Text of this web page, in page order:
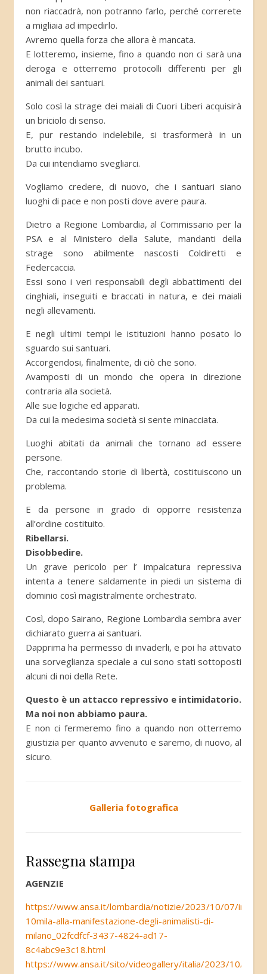
non riaccadrà, non potranno farlo, perché correrete
a migliaia ad impedirlo.
Avremo quella forza che allora è mancata.
E lotteremo, insieme, fino a quando non ci sarà una
deroga e otterremo protocolli differenti per gli
animali dei santuari.
Solo così la strage dei maiali di Cuori Liberi acquisirà
un briciolo di senso.
E, pur restando indelebile, si trasformerà in un
brutto incubo.
Da cui intendiamo svegliarci.
Vogliamo credere, di nuovo, che i santuari siano
luoghi di pace e non posti dove avere paura.
Dietro a Regione Lombardia, al Commissario per la
PSA e al Ministero della Salute, mandanti della
strage sono abilmente nascosti Coldiretti e
Federcaccia.
Essi sono i veri responsabili degli abbattimenti dei
cinghiali, inseguiti e braccati in natura, e dei maiali
negli allevamenti.
E negli ultimi tempi le istituzioni hanno posato lo
sguardo sui santuari.
Accorgendosi, finalmente, di ciò che sono.
Avamposti di un mondo che opera in direzione
contraria alla società.
Alle sue logiche ed apparati.
Da cui la medesima società si sente minacciata.
Luoghi abitati da animali che tornano ad essere
persone.
Che, raccontando storie di libertà, costituiscono un
problema.
E da persone in grado di opporre resistenza
all’ordine costituito.
Ribellarsi.
Disobbedire.
Un grave pericolo per l’ impalcatura repressiva
intenta a tenere saldamente in piedi un sistema di
dominio così magistralmente orchestrato.
Così, dopo Sairano, Regione Lombardia sembra aver
dichiarato guerra ai santuari.
Dapprima ha permesso di invaderli, e poi ha attivato
una sorveglianza speciale a cui sono stati sottoposti
alcuni di noi della Rete.
Questo è un attacco repressivo e intimidatorio.
Ma noi non abbiamo paura.
E non ci fermeremo fino a quando non otterremo
giustizia per quanto avvenuto e saremo, di nuovo, al
sicuro.
Galleria fotografica
Rassegna stampa
AGENZIE
https://www.ansa.it/lombardia/notizie/2023/10/07/in-
10mila-alla-manifestazione-degli-animalisti-di-
milano_02fcdfcf-3437-4824-ad17-
8c4abc9e3c18.html
https://www.ansa.it/sito/videogallery/italia/2023/10/07/